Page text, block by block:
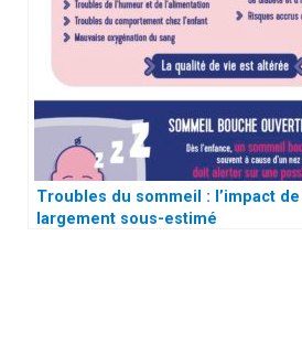
Troubles du sommeil : l’impact
largement sous-estimé